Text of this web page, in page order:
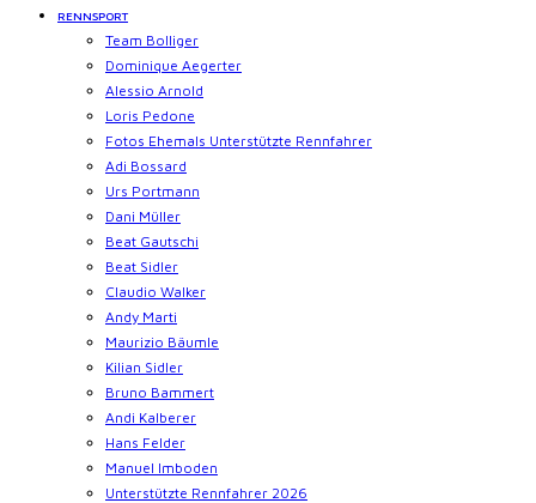
RENNSPORT
Team Bolliger
Dominique Aegerter
Alessio Arnold
Loris Pedone
Fotos Ehemals Unterstützte Rennfahrer
Adi Bossard
Urs Portmann
Dani Müller
Beat Gautschi
Beat Sidler
Claudio Walker
Andy Marti
Maurizio Bäumle
Kilian Sidler
Bruno Bammert
Andi Kalberer
Hans Felder
Manuel Imboden
Unterstützte Rennfahrer 2026